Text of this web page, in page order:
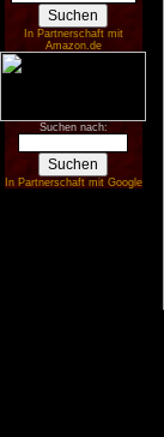
In Partnerschaft mit
Amazon.de
Suchen nach:
In Partnerschaft mit Google